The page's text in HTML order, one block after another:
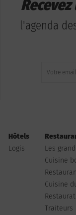
l'agenda
Hôtels
Logis
Les
Cuisine
Cuisine
Traiteurs